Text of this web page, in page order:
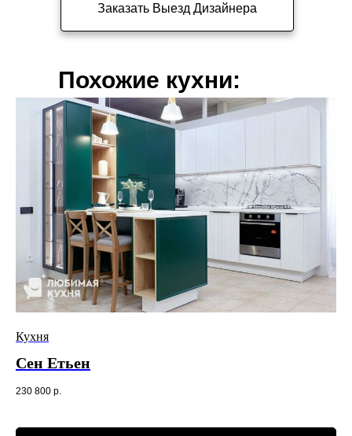
Заказать Выезд Дизайнера
Похожие кухни:
Кухня
Сен Етьен
230 800 р.